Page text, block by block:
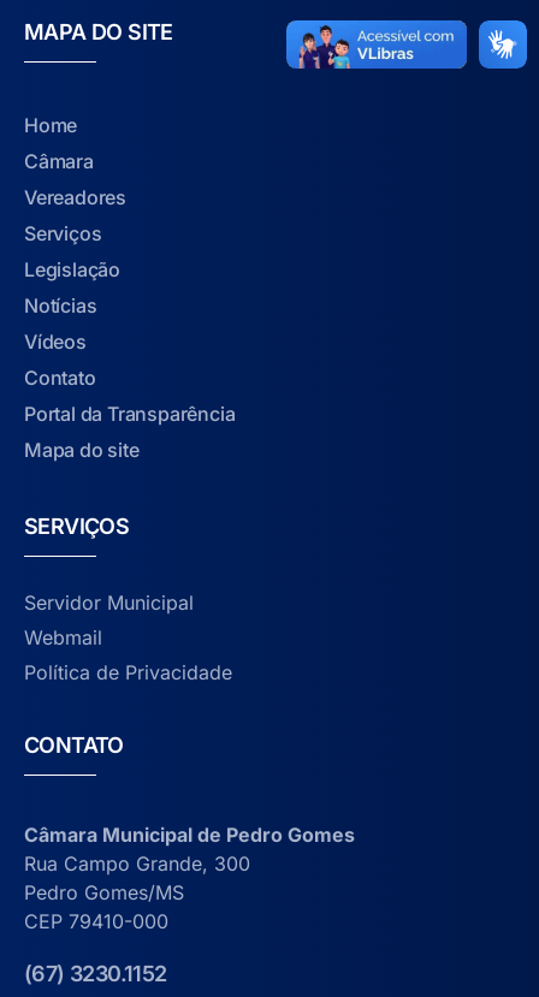
MAPA DO SITE
Home
Câmara
Vereadores
Serviços
Legislação
Notícias
Vídeos
Contato
Portal da Transparência
Mapa do site
SERVIÇOS
Servidor Municipal
Webmail
Política de Privacidade
CONTATO
Câmara Municipal de Pedro Gomes
Rua Campo Grande, 300
Pedro Gomes/MS
CEP 79410-000
(67) 3230.1152